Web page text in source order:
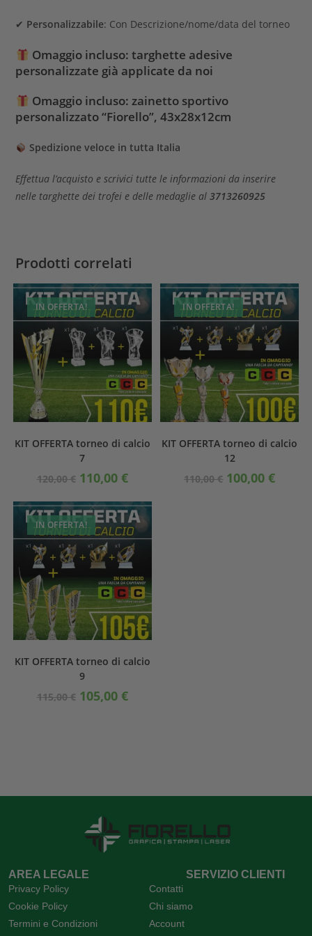
✔ Personalizzabile: Con Descrizione/nome/data del torneo
Omaggio incluso: targhette adesive
personalizzate già applicate da noi
Omaggio incluso: zainetto sportivo
personalizzato “Fiorello”, 43x28x12cm
Spedizione veloce in tutta Italia
Effettua l’acquisto e scrivici tutte le informazioni da inserire
nelle targhette dei trofei e delle medaglie al3713260925
Prodotti correlati
IN OFFERTA!
KIT OFFERTA torneo di calcio
7
120,00€ 110,00 €
IN OFFERTA!
KIT OFFERTA torneo di calcio
12
110,00€ 100,00€
IN OFFERTA!
KIT OFFERTA torneo di calcio
9
115,00€ 105,00 €
AREA LEGALE
Privacy Policy
Cookie Policy
Termini e Condizioni
SERVIZIO CLIENTI
Contatti
Chi siamo
Account